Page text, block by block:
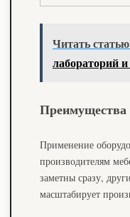
Читать статью
лабораторий
Преимущества
Применение
производителям
заметны сразу,
масштабирует